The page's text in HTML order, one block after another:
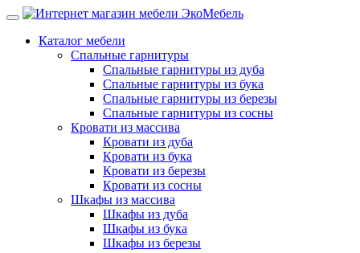
Каталог мебели
Спальные гарнитуры
Спальные гарнитуры из дуба
Спальные гарнитуры из бука
Спальные гарнитуры из березы
Спальные гарнитуры из сосны
Кровати из массива
Кровати из дуба
Кровати из бука
Кровати из березы
Кровати из сосны
Шкафы из массива
Шкафы из дуба
Шкафы из бука
Шкафы из березы